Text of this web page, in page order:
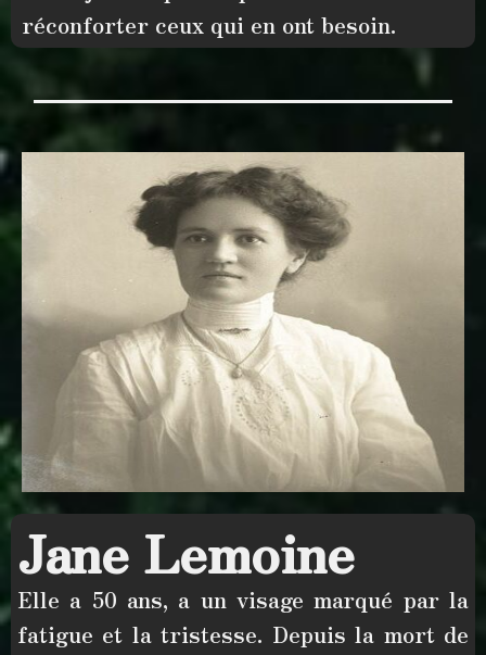
réconforter ceux qui en ont besoin.
Jane Lemoine
Elle a 50 ans, a un visage marqué par la
fatigue et la tristesse. Depuisla mort de